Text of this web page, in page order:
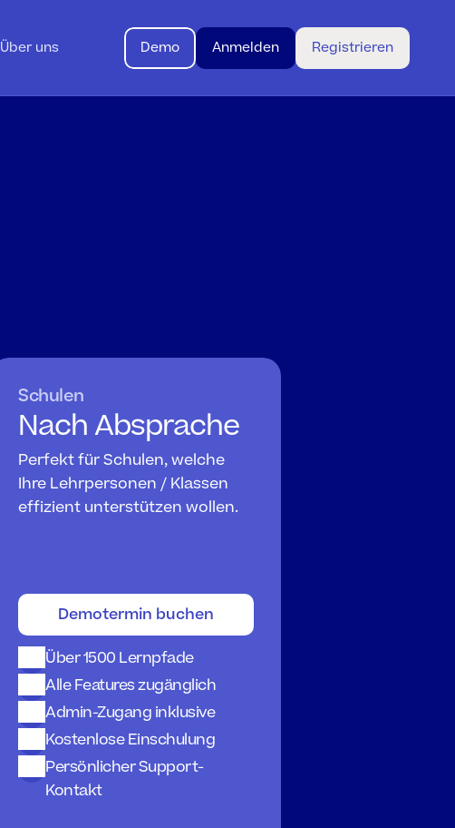
Über uns Demo Anmelden Registrieren
Schulen
Nach Absprache
Perfekt für Schulen, welche
Ihre Lehrpersonen / Klassen
effizient unterstützen wollen.
Demotermin buchen
Über 1500 Lernpfade
Alle Features zugänglich
Admin-Zugang inklusive
Kostenlose Einschulung
Persönlicher Support-
Kontakt